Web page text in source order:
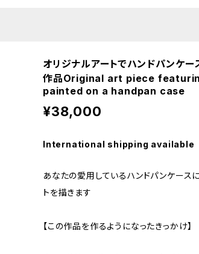
オリジナルアートでハンドパンケー
作品Original art piece
painted on a handpan case
¥38,000
International shipping available
あなたの愛用しているハンドパンケース
トを描きます
【この作品を作るようになったきっかけ】